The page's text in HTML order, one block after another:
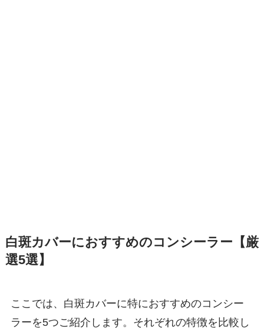
白斑カバーにおすすめのコンシーラー【厳
選5選】
ここでは、白斑カバーに特におすすめのコンシー
ラーを5つご紹介します。それぞれの特徴を比較し